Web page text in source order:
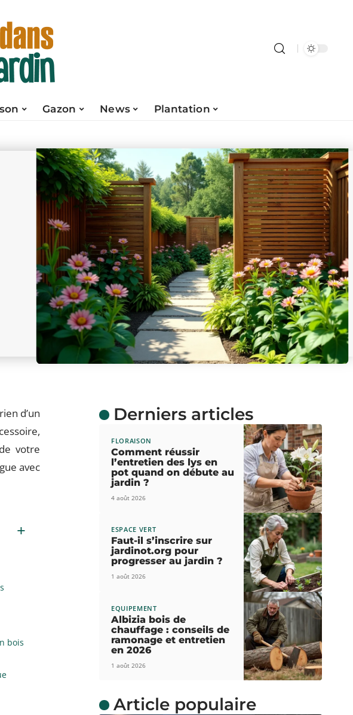
Gazon News Plantation
d’un
votre
avec
bois
Derniers articles
FLORAISON
Comment réussir
l’entretien des lys en
pot quand on débute au
jardin ?
4 août 2026
ESPACE VERT
Faut-il s’inscrire sur
jardinot.org pour
progresser au jardin ?
1 août 2026
EQUIPEMENT
Albizia bois de
chauffage : conseils de
ramonage et entretien
en 2026
1 août 2026
Article populaire